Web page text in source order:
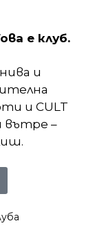
е клуб.
и
и CULT
вътре –